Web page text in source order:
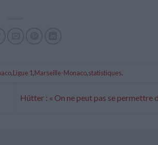
,Ligue 1,Marseille-Monaco,statistiques.
Hütter : « On ne peut pas se permettre